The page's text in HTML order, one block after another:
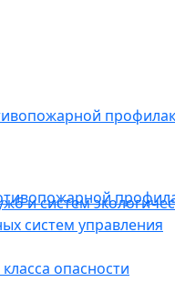
и систем
систем управления
опасности